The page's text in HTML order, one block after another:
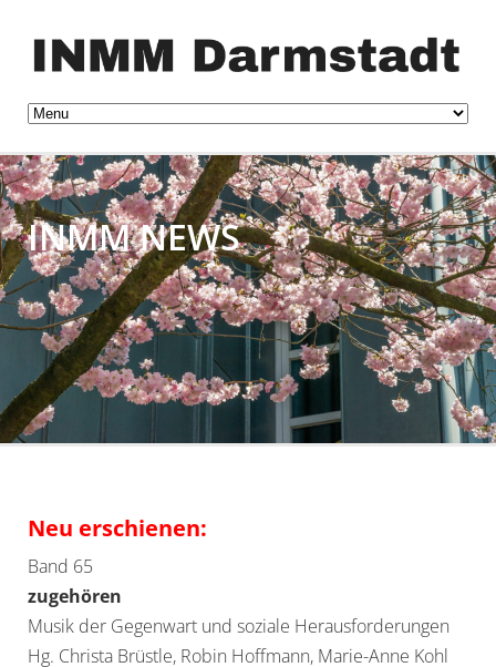
INMM NEWS
Neu erschienen:
Band 65
zugehören
Musik der Gegenwart und soziale Herausforderungen
Hg. Christa Brüstle, Robin Hoffmann, Marie-Anne Kohl